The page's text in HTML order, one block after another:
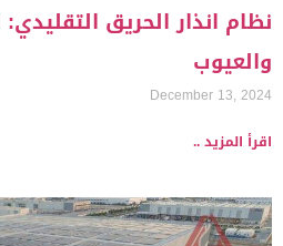
نظام انذار الحريق التقليدي:
والعيوب
December 13, 2024
اقرأ المزيد ..